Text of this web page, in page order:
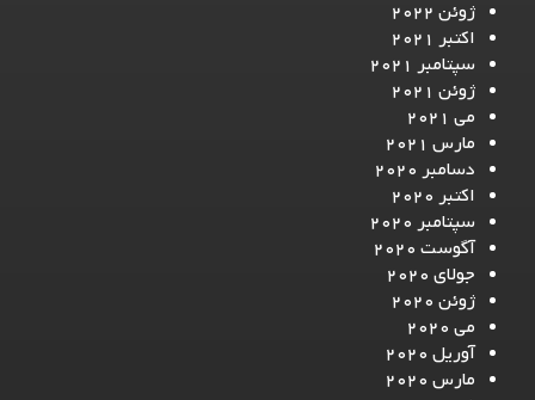
ژوئن 2022
اکتبر 2021
سپتامبر 2021
ژوئن 2021
می 2021
مارس 2021
دسامبر 2020
اکتبر 2020
سپتامبر 2020
آگوست 2020
جولای 2020
ژوئن 2020
می 2020
آوریل 2020
مارس 2020